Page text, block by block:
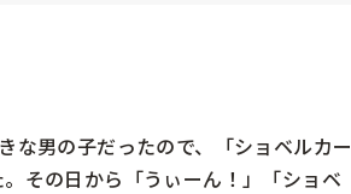
男の子だったので、「ショベルカー
その日から「うぃーん！」「ショベ